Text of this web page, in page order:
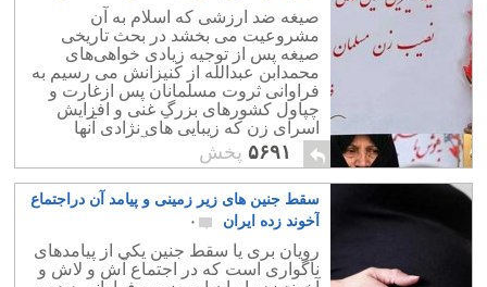
گمراهی کشاندن آنان
صیغه ضد ارزشی که اسلام به آن
مشروعیت می بخشد در بحث تاریخی
صیغه پس از توجیه زیادی خواهی‌‌های
محمدابن عبدالله از کنیزانش می رسیم به
فراوانی ثروت مسلمانان پس ازغارت و
چپاول کشور‌های بزرگِ غنی و افزایش
اسرای زن که زیبایی های نژادی آنها
چشمان حریص و شهوت آلود سپاهیان
اسلام را درنده خو می‌ساخت.
۵۶۹۱ پخش
سقط جنین های زیر زمینی و پیامد آن دراجتماع
آخوند زده ایران
۰
رویان بری یا سقط جنین یکی از پیامدهای
ناگواری است که در اجتماع آش و لاش و